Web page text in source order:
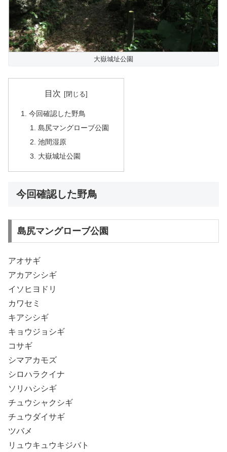
大嶽城址公園
目次
今回確認した野鳥
島尻マングローブ公園
池間湿原
大嶽城址公園
今回確認した野鳥
島尻マングローブ公園
アオサギ
アカアシシギ
イソヒヨドリ
カワセミ
キアシシギ
キョウジョシギ
コサギ
シマアカモズ
シロハラクイナ
ソリハシシギ
チュウシャクシギ
チュウダイサギ
ツバメ
リュウキュウキジバト